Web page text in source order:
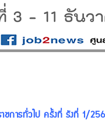
ชการทั่วไป ครั้งที่ รังที่ 1/